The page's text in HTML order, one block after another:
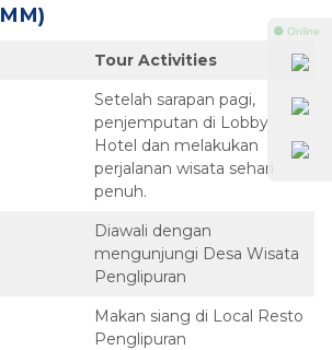
Tour Activities
Setelah sarapan pagi,
penjemputan di Lobby
Hotel dan melakukan
perjalanan wisata sehari
penuh.
Diawali dengan
mengunjungi Desa Wisata
Penglipuran
Makan siang di Local Resto
Penglipuran
⚫ Online